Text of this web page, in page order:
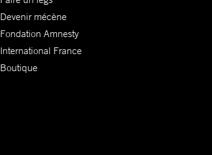
Devenir mécène
Fondation Amnesty
International France
Boutique